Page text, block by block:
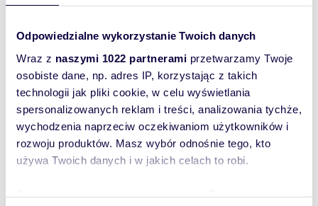
Odpowiedzialne wykorzystanie Twoich danych
Wraz z naszymi 1022 partnerami przetwarzamy Twoje
osobiste dane, np. adres IP, korzystając z takich
technologii jak pliki cookie, w celu wyświetlania
spersonalizowanych reklam i treści, analizowania tychże,
wychodzenia naprzeciw oczekiwaniom użytkowników i
rozwoju produktów. Masz wybór odnośnie tego, kto
używa Twoich danych i w jakich celach to robi.
Sprzedam umeblowane 39m² na Ochocie z
windą i zielonym skwerem
690 000 zł
mieszkanie Warszawa, Ochota, Bitwy
Warszawskiej 1920 roku
Na sprzedaż mieszkanie 39m2 (salon z osobna
kuchnia, łazienka, przedpokój) w odnowionej